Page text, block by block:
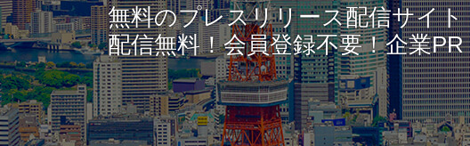
無料のプレスリリース配信サイト
配信無料！会員登録不要！企業